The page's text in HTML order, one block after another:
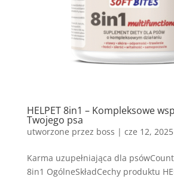
HELPET 8in1 – Kompleksowe
Twojego psa
utworzone przez boss | cze 12, 2025
Karma uzupełniająca dla
8in1 OgólneSkładCechy produktu